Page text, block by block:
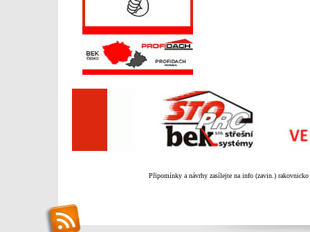
Připomínky a návrhy zasílejte na info (zavin.) rakovnicko